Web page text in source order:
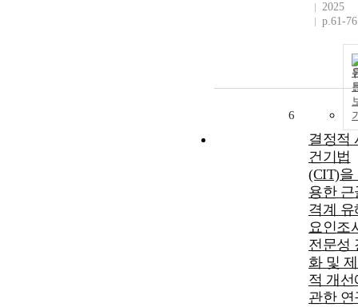
2025
p.61-76
6
결정적
건기법
(CIT)을
용한 근
격계 유
요인조
전문성
화 및
적 개선
관한 연